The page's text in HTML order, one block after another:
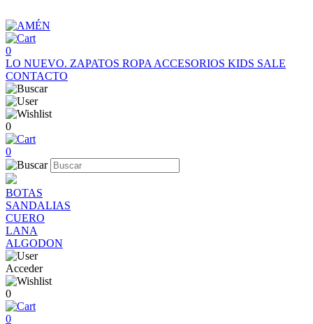
0
LO NUEVO. ZAPATOS ROPA ACCESORIOS KIDS SALE
CONTACTO
0
0
BOTAS
SANDALIAS
CUERO
LANA
ALGODON
Acceder
0
0